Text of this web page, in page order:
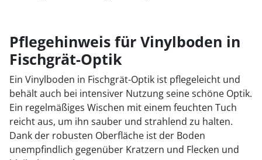
Pflegehinweis für Vinylboden in
Fischgrät-Optik
Ein Vinylboden in Fischgrät-Optik ist pflegeleicht und
behält auch bei intensiver Nutzung seine schöne Optik.
Ein regelmäßiges Wischen mit einem feuchten Tuch
reicht aus, um ihn sauber und strahlend zu halten.
Dank der robusten Oberfläche ist der Boden
unempfindlich gegenüber Kratzern und Flecken und